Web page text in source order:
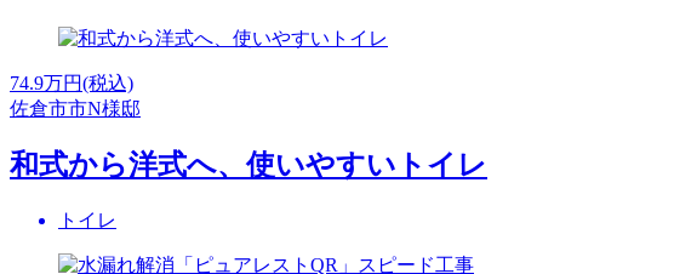
74.9万円(税込)
佐倉市市N様邸
和式から洋式へ、使いやすいトイレ
トイレ